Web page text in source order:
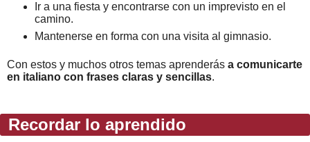
Ir a una fiesta y encontrarse con un imprevisto en el
camino.
Mantenerse en forma con una visita al gimnasio.
Con estos y muchos otros temas aprenderás a comunicarte
en italiano con frases claras y sencillas.
Recordar lo aprendido